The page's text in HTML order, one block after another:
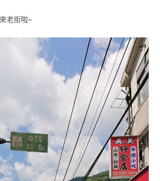
老街啦~